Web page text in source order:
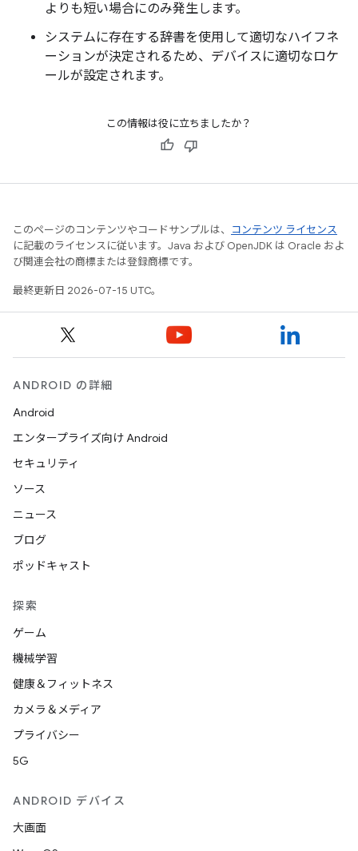
よりも短い場合にのみ発生します。
システムに存在する辞書を使用して適切なハイフネ
ーションが決定されるため、デバイスに適切なロケ
ールが設定されます。
この情報は役に立ちましたか？
このページのコンテンツやコードサンプルは、
コンテンツ ライセンス
に記載のライセンスに従います。Java および OpenJDK は Oracle およ
び関連会社の商標または登録商標です。
最終更新日 2026-07-15 UTC。
ANDROID の詳細
Android
エンタープライズ向け Android
セキュリティ
ソース
ニュース
ブログ
ポッドキャスト
探索
ゲーム
機械学習
健康＆フィットネス
カメラ＆メディア
プライバシー
5G
ANDROID デバイス
大画面